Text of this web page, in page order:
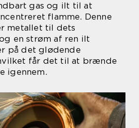
gas og ilt til at
flamme. Denne
metallet til dets
en strøm af ren ilt
på det glødende
får det til at brænde
igennem.